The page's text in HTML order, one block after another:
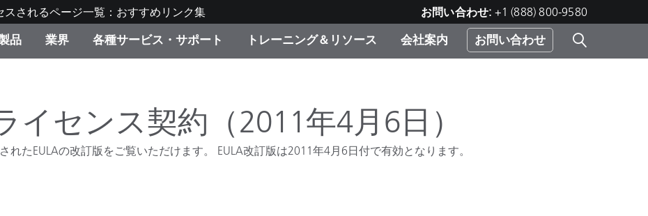
スされるページ一覧：おすすめリンク集 お問い合わせ: +1 (888) 800-9580
品
キャンペーン
機材貸出サービス（無料）
業界
リューション
各種サービス・サポート トレーニング＆リソース 会社案内 お問い合わせ
イセンス契約（2011年4月6日）
たEULAの改訂版をご覧いただけます。 EULA改訂版は2011年4月6日付で有効となります。